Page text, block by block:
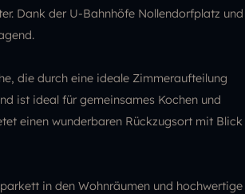
Dank der U-Bahnhöfe Nollendorfplatz und
die durch eine ideale Zimmeraufteilung
ist ideal für gemeinsames Kochen und
einen wunderbaren Rückzugsort mit Blick
in den Wohnräumen und hochwertige